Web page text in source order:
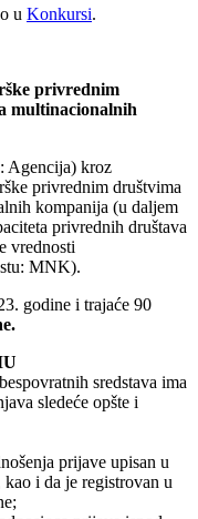
u Konkursi.
privrednim
multinacionalnih
Agencija) kroz
privrednim društvima
kompanija (u daljem
privrednih društava
vrednosti
MNK).
godine i trajaće 90
sredstava ima
sledeće opšte i
prijave upisan u
i da je registrovan u